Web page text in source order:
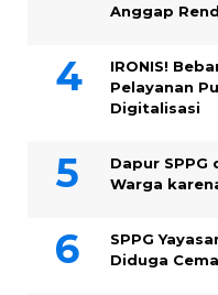
Anggap
IRONIS!
Pelayanan
Digitalisasi
Dapur
Warga
SPPG
Diduga